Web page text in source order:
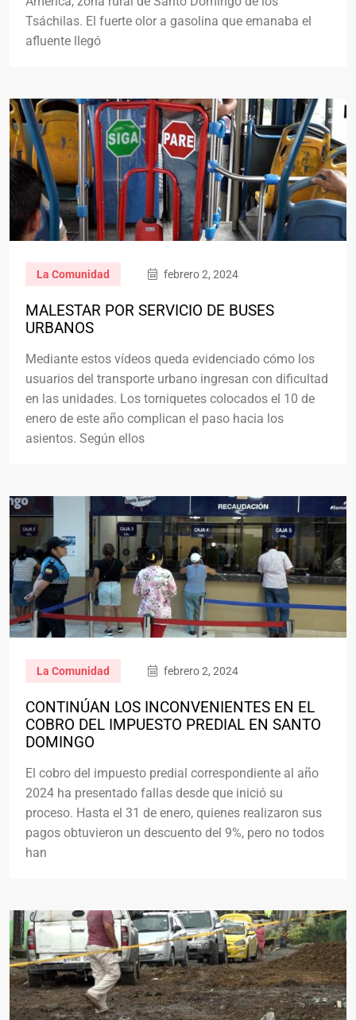
Tsáchilas. El fuerte olor a gasolina que emanaba el
afluente llegó
La Comunidad febrero 2, 2024
MALESTAR POR SERVICIO DE BUSES
URBANOS
Mediante estos vídeos queda evidenciado cómo los
usuarios del transporte urbano ingresan con dificultad
en las unidades. Los torniquetes colocados el 10 de
enero de este año complican el paso hacia los
asientos. Según ellos
La Comunidad febrero 2, 2024
CONTINÚAN LOS INCONVENIENTES EN EL
COBRO DEL IMPUESTO PREDIAL EN SANTO
DOMINGO
El cobro del impuesto predial correspondiente al año
2024 ha presentado fallas desde que inició su
proceso. Hasta el 31 de enero, quienes realizaron sus
pagos obtuvieron un descuento del 9%, pero no todos
han